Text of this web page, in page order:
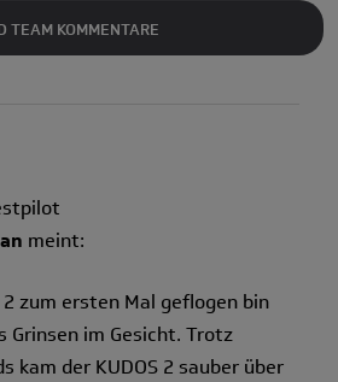
TEAM KOMMENTARE
meint:
2 zum ersten Mal geflogen bin
im Gesicht. Trotz
kam der KUDOS 2 sauber über